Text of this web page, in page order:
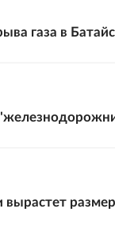
газа в
вырастет